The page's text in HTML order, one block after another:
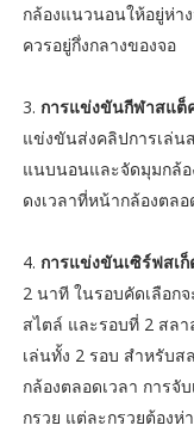
กล้องแนวนอนให้อยู่ห่า
ควรอยู่กึ่งกลางของจอ
3. การแข่งขันกีฬาสแต็
แข่งขันส่งคลิปการเล่น
แนบนอนและจัดมุมกล้อ
ดงเวลาที่หน้ากล้องตล
4. การแข่งขันเซิร์ฟสเก็
2 นาที ในรอบคัดเลือก
สไตล์ และรอบที่ 2 สล
เล่นทั้ง 2 รอบ สำหรับ
กล้องตลอดเวลา การจั
กรวย แต่ละกรวยต้องห่